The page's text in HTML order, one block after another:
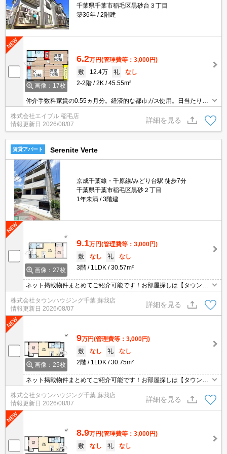
千葉県千葉市稲毛区黒砂台３丁目
築36年
2階建
画像：17枚
6.2万円(管理費等：3,000円)
敷
12.4万 礼
なし
2-2階
2K 45.55m²
仲介手数料家賃の0.55ヵ月分。経済的な都市ガス使用。日当たり良
好！心地よい室内環境！。シャワー付独立洗面台。室内に洗濯機置
場あり。ガスキッチン。追い焚き機能付きバス。最上階。閑静な住
宅街。
株式会社エイブル 稲毛店
情報更新日 2026/08/07
詳細を見る
賃貸アパート Serenite Verte
京成千葉線・千原線/みどり台駅 徒歩7分
千葉県千葉市稲毛区黒砂２丁目
1年未満
3階建
画像：27枚
9.1万円(管理費等：3,000円)
敷
なし 礼
なし
3階
1LDK 30.57m²
ネット掲載物件まとめてご紹介可能です！お部屋探しは【タウンハ
ウジング】にお任せください！※オンライン内見・現地待ち合わせ
は事前にご相談ください。
株式会社タウンハウジング千葉 蘇我店
情報更新日 2026/08/07
詳細を見る
画像：25枚
9万円(管理費等：3,000円)
敷
なし 礼
なし
2階
1LDK 30.75m²
ネット掲載物件まとめてご紹介可能です！お部屋探しは【タウンハ
ウジング】にお任せください！※オンライン内見・現地待ち合わせ
は事前にご相談ください。
株式会社タウンハウジング千葉 蘇我店
情報更新日 2026/08/07
詳細を見る
8.9万円(管理費等：3,000円)
敷
なし 礼
なし